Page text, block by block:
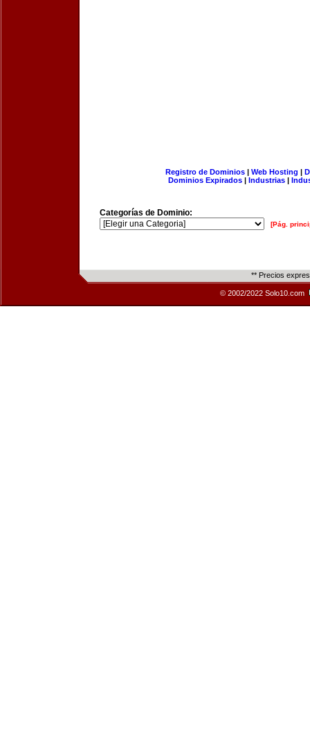
Registro de Dominios| Web Hosting |
Dominios Expirados | Industrias |
Categorías de Dominio:
[Pág.
** Precios
© 2002/2022 Solo10.com